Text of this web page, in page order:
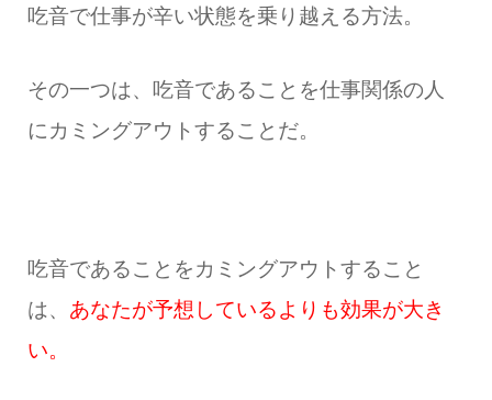
吃音で仕事が辛い状態を乗り越える方法。
その一つは、吃音であることを仕事関係の人
にカミングアウトすることだ。
吃音であることをカミングアウトすること
は、 あなたが予想しているよりも効果が大き
い。